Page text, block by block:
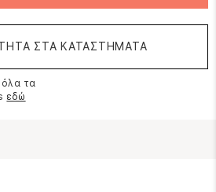
ΣΤΑ ΚΑΤΑΣΤΗΜΑΤΑ
όλα τα
εδώ